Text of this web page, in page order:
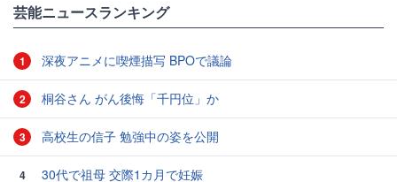
芸能ニュースランキング
1 深夜アニメに喫煙描写 BPOで議論
2 桐谷さん がん後悔「千円位」か
3 高校生の信子 勉強中の姿を公開
4 30代で祖母 交際1カ月で妊娠